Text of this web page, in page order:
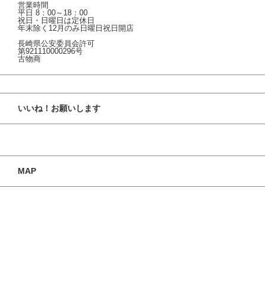
営業時間
平日 8：00～18：00
祝日・日曜日は定休日
年末除く12月のみ日曜日祝日開店
長崎県公安委員会許可
第921110000296号
古物商
いいね！お願いします
MAP